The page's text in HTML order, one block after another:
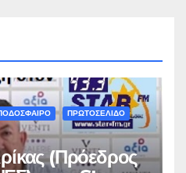
ΠΡΩΤΟΣΕΛΙΔΟ
(Πρόεδρος